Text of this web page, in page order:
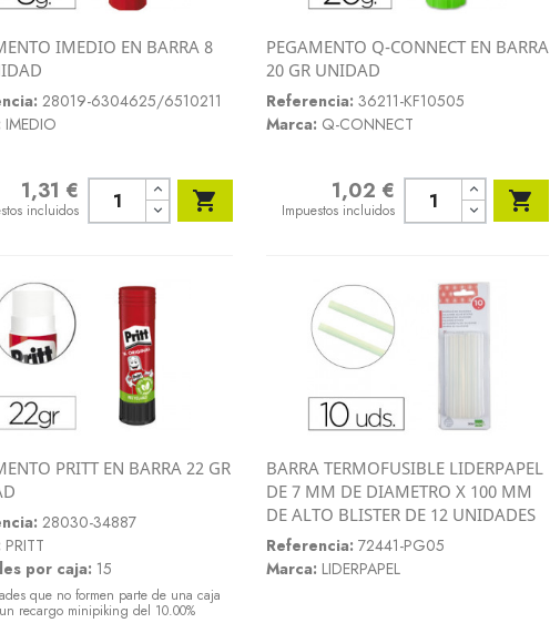
IMEDIO EN BARRA 8
28019-6304625/6510211
IMEDIO
1,31 €
incluidos 
Vista rápida
PEGAMENTO Q-CONNECT EN BARRA
20 GR UNIDAD
Referencia: 36211-KF10505
Marca: Q-CONNECT
1,02 €
Impuestos incluidos 
PRITT EN BARRA 22 GR
28030-34887
PRITT
por caja: 15
que no formen parte de una caja
recargo minipiking del 10.00%
Vista rápida
BARRA TERMOFUSIBLE LIDERPAPEL
DE 7 MM DE DIAMETRO X 100 MM
DE ALTO BLISTER DE 12 UNIDADES
Referencia: 72441-PG05
Marca: LIDERPAPEL